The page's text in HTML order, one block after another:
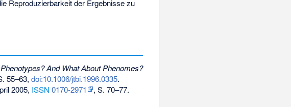
Reproduzierbarkeit der Ergebnisse zu
And What About Phenomes?
55–63, doi:10.1006/jtbi.1996.0335.
2005, ISSN 0170-2971 , S. 70–77.